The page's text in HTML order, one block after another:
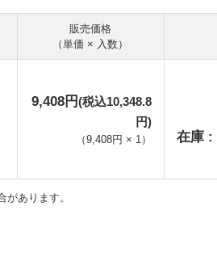
販売価格
（単価 × 入数）
9,408円(税込10,348.8
円)
（9,408円 × 1） 在庫
あります。